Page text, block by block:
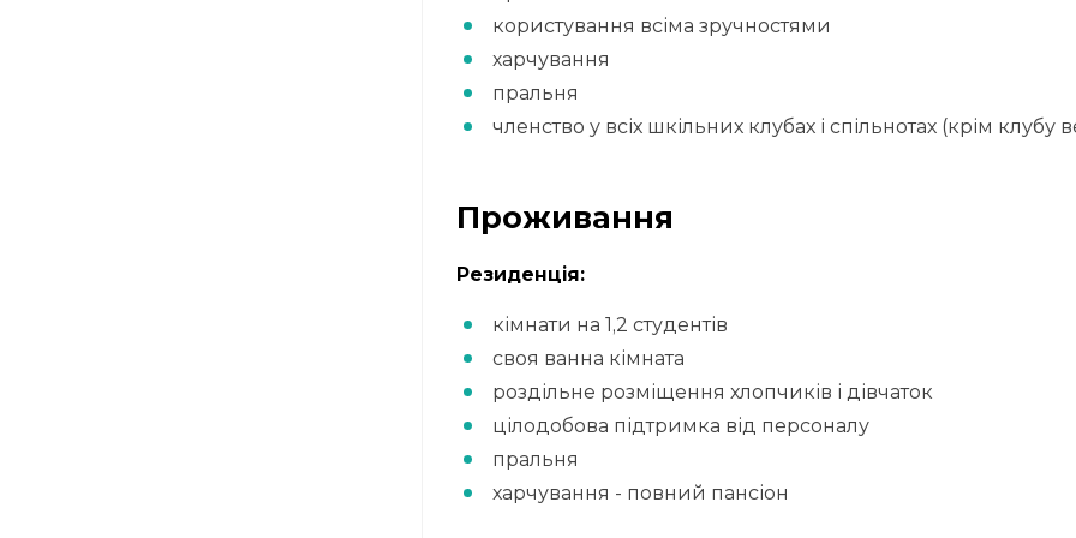
користування всіма зручностями
харчування
пральня
членство у всіх шкільних клубах і спільнотах (крім клубу
Проживання
Резиденція:
кімнати на 1,2 студентів
своя ванна кімната
роздільне розміщення хлопчиків і дівчаток
цілодобова підтримка від персоналу
пральня
харчування - повний пансіон